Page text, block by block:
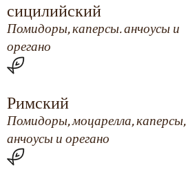
сицилийский
Помидоры, каперсы. анчоусы и
орегано
Римский
Помидоры, моцарелла, каперсы,
анчоусы и орегано